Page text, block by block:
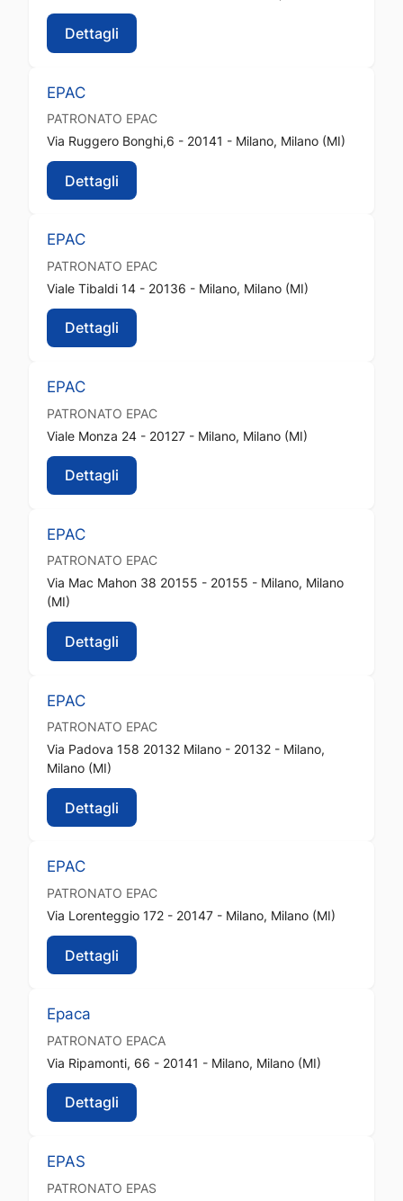
Dettagli
EPAC
PATRONATO EPAC
Via Ruggero Bonghi,6 - 20141 - Milano, Milano (MI)
Dettagli
EPAC
PATRONATO EPAC
Viale Tibaldi 14 - 20136 - Milano, Milano (MI)
Dettagli
EPAC
PATRONATO EPAC
Viale Monza 24 - 20127 - Milano, Milano (MI)
Dettagli
EPAC
PATRONATO EPAC
Via Mac Mahon 38 20155 - 20155 - Milano, Milano
(MI)
Dettagli
EPAC
PATRONATO EPAC
Via Padova 158 20132 Milano - 20132 - Milano,
Milano (MI)
Dettagli
EPAC
PATRONATO EPAC
Via Lorenteggio 172 - 20147 - Milano, Milano (MI)
Dettagli
Epaca
PATRONATO EPACA
Via Ripamonti, 66 - 20141 - Milano, Milano (MI)
Dettagli
EPAS
PATRONATO EPAS